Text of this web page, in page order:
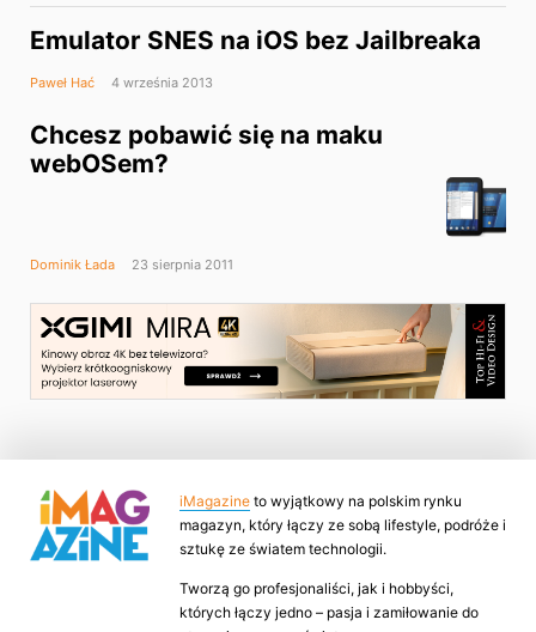
Emulator SNES na iOS bez Jailbreaka
Paweł Hać 4 września 2013
Chcesz pobawić się na maku
webOSem?
Dominik Łada 23 sierpnia 2011
iMagazine to wyjątkowy na polskim rynku
magazyn, który łączy ze sobą lifestyle, podróże i
sztukę ze światem technologii.
Tworzą go profesjonaliści, jak i hobbyści,
których łączy jedno – pasja i zamiłowanie do